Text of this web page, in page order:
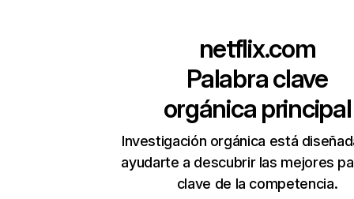
netflix.com
Palabra clave
orgánica principal
Investigación orgánica está
ayudarte a descubrir las mejores
clave de la competencia.